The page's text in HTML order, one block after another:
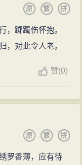
拼
繁
原
，踯躅伤怀抱。
，对此令人老。
赞(0)
拼
繁
原
罗香薄，应有待